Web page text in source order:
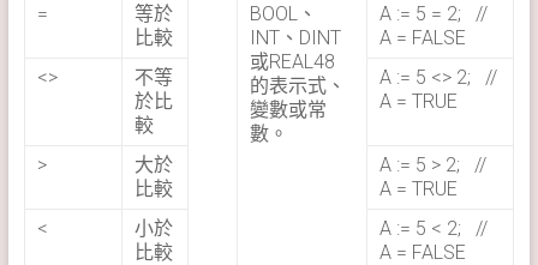
=
等於
比較
BOOL、
INT、DINT
或REAL48
的表示式、
變數或常
數。
A := 5 = 2; //
A = FALSE
<>
不等
於比
較
A := 5 <> 2; //
A = TRUE
>
大於
比較
A := 5 > 2; //
A = TRUE
<
小於
比較
A := 5 < 2; //
A = FALSE